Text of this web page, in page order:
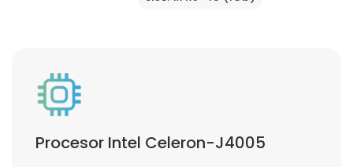
Procesor Intel Celeron-J4005